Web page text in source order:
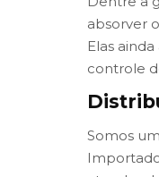
absorver
Elas
controle
Somos